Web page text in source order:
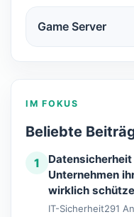
Game Server
IM FOKUS
Beliebte
1
Unternehmen
wirklich
IT-Sicherheit291